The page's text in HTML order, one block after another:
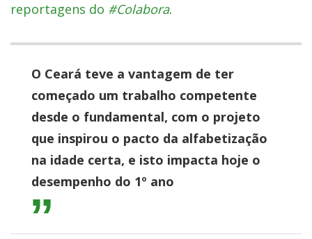
reportagens do #Colabora.
O Ceará teve a vantagem de ter
começado um trabalho competente
desde o fundamental, com o projeto
que inspirou o pacto da alfabetização
na idade certa, e isto impacta hoje o
desempenho do 1º ano